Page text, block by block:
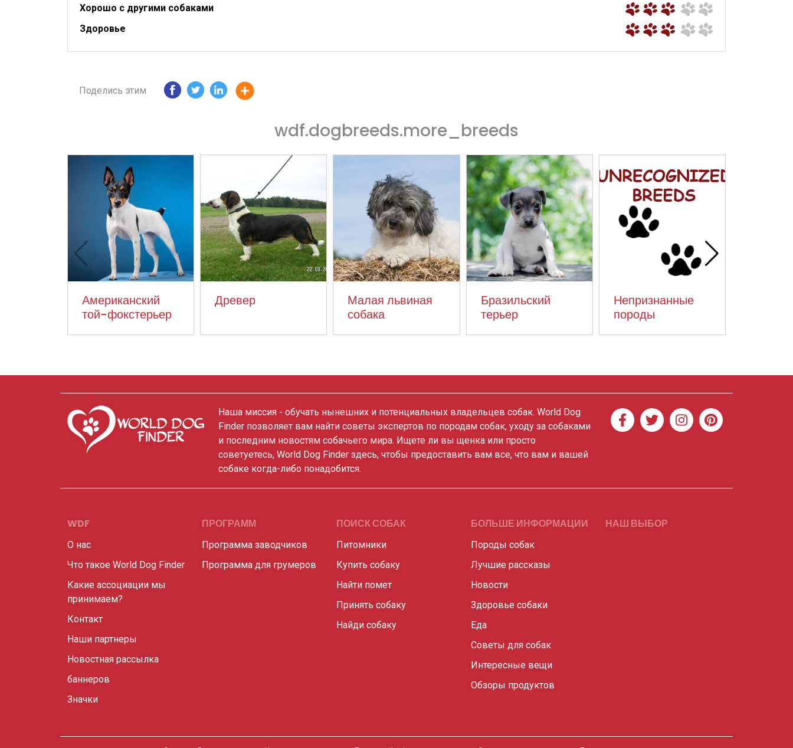
Хорошо с другими собаками
Здоровье
Поделись этим
wdf.dogbreeds.more_breeds
Американский
той-фокстерьер
Древер
Малая львиная
собака
Бразильский
терьер
Непризнанные
породы
Наша миссия - обучать нынешних и потенциальных владельцев собак. World Dog
Finder позволяет вам найти советы экспертов по породам собак, уходу за собаками
и последним новостям собачьего мира. Ищете ли вы щенка или просто
советуетесь, World Dog Finder здесь, чтобы предоставить вам все, что вам и вашей
собаке когда-либо понадобится.
WDF
О нас
Что такое World Dog Finder
Какие ассоциации мы
принимаем?
Контакт
Наши партнеры
Новостная рассылка
баннеров
Значки
ПРОГРАММ
Программа заводчиков
Программа для грумеров
ПОИСК СОБАК
Питомники
Купить собаку
Найти помет
Принять собаку
Найди собаку
БОЛЬШЕ ИНФОРМАЦИИ
Породы собак
Лучшие рассказы
Новости
Здоровье собаки
Еда
Советы для собак
Интересные вещи
Обзоры продуктов
НАШ ВЫБОР